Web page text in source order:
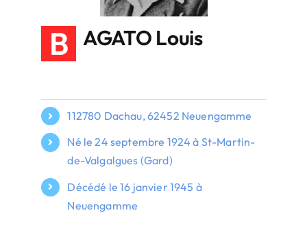
B AGATO Louis
112780 Dachau, 62452 Neuengamme
Né le 24 septembre 1924 à St-Martin-
de-Valgalgues (Gard)
Décédé le 16 janvier 1945 à
Neuengamme